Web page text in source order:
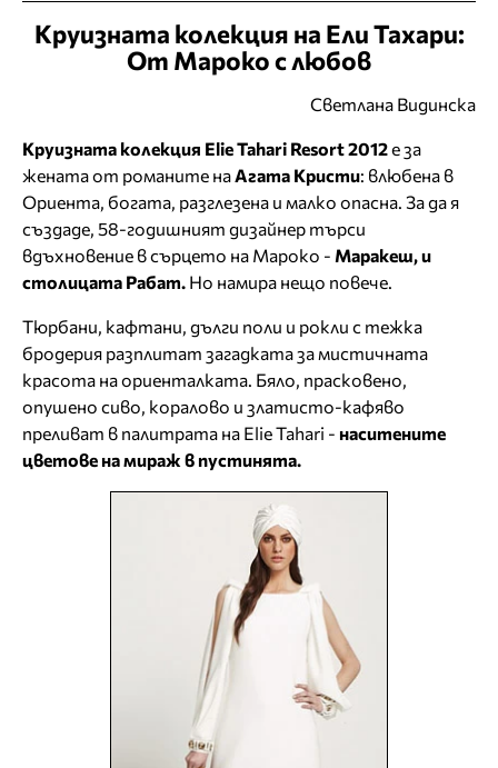
Круизната колекция на Ели Тахари:
От Мароко с любов
Светлана Видинска
Круизната колекция Elie Tahari Resort 2012е за
жената от романите наАгата Кристи: влюбена в
Ориента, богата, разглезена и малко опасна. За да я
създаде, 58-годишният дизайнер търси
вдъхновение в сърцето на Мароко - Маракеш, и
столицата Рабат. Но намира нещо повече.
Тюрбани, кафтани, дълги поли и рокли с тежка
бродерия разплитат загадката за мистичната
красота на ориенталката. Бяло, прасковено,
опушено сиво, коралово и златисто-кафяво
преливат в палитрата на Elie Tahari - наситените
цветове на мираж в пустинята.